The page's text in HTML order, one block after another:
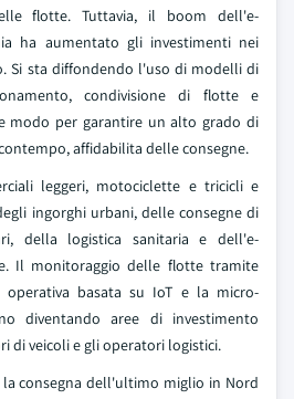
flotte. Tuttavia, il boom dell'e-
ha aumentato gli investimenti nei
Si sta diffondendo l'uso di modelli di
condivisione di flotte e
modo per garantire un alto grado di
affidabilita delle consegne.
leggeri, motociclette e tricicli e
ingorghi urbani, delle consegne di
della logistica sanitaria e dell'e-
Il monitoraggio delle flotte tramite
operativa basata su IoT e la micro-
diventando aree di investimento
di veicoli e gli operatori logistici.
consegna dell'ultimo miglio in Nord